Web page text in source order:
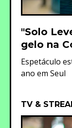
"Solo
gelo na
Espetáculo
ano em Seul
TV &